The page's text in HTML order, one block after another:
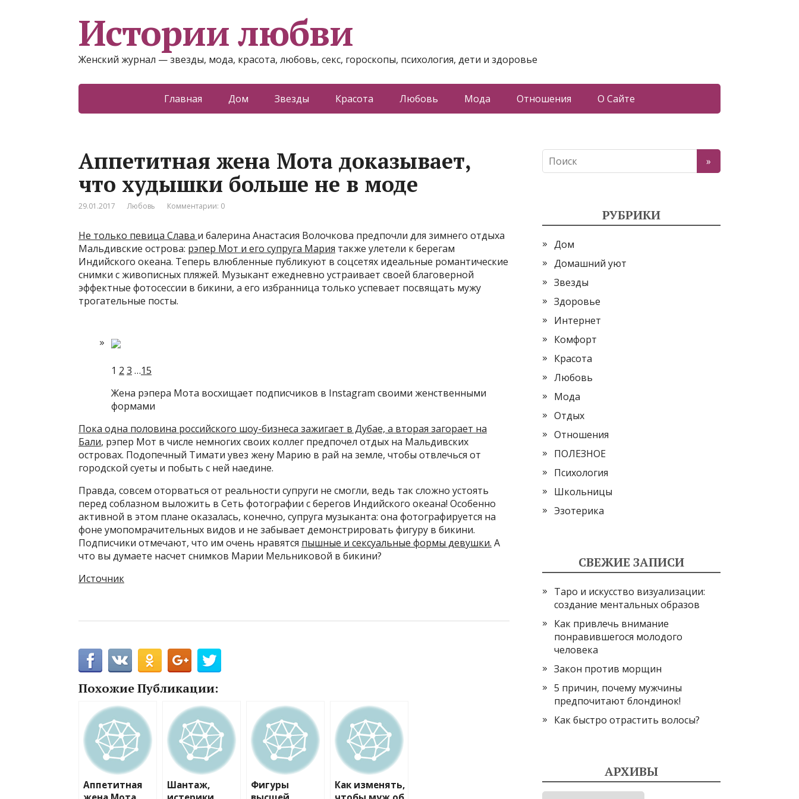
Истории любви
Женский журнал — звезды, мода, красота, любовь, секс, гороскопы, психология, дети и здоровье
Главная Дом Звезды Красота Любовь Мода Отношения О Сайте
Аппетитная жена Мота доказывает,
что худышки больше не в моде
29.01.2017 Любовь Комментарии: 0
Не только певица Слава и балерина Анастасия Волочкова предпочли для зимнего отдыха
Мальдивские острова: рэпер Мот и его супруга Мария также улетели к берегам
Индийского океана. Теперь влюбленные публикуют в соцсетях идеальные романтические
снимки с живописных пляжей. Музыкант ежедневно устраивает своей благоверной
эффектные фотосессии в бикини, а его избранница только успевает посвящать мужу
трогательные посты.
1 2 3 …15
Жена рэпера Мота восхищает подписчиков в Instagram своими женственными
формами
Пока одна половина российского шоу-бизнеса зажигает в Дубае, а вторая загорает на
Бали, рэпер Мот в числе немногих своих коллег предпочел отдых на Мальдивских
островах. Подопечный Тимати увез жену Марию в рай на земле, чтобы отвлечься от
городской суеты и побыть с ней наедине.
Правда, совсем оторваться от реальности супруги не смогли, ведь так сложно устоять
перед соблазном выложить в Сеть фотографии с берегов Индийского океана! Особенно
активной в этом плане оказалась, конечно, супруга музыканта: она фотографируется на
фоне умопомрачительных видов и не забывает демонстрировать фигуру в бикини.
Подписчики отмечают, что им очень нравятся пышные и сексуальные формы девушки. А
что вы думаете насчет снимков Марии Мельниковой в бикини?
Источник
Похожие Публикации:
Аппетитная
Шантаж,
Фигуры
Как изменять,
РУБРИКИ
Дом
Домашний уют
Звезды
Здоровье
Интернет
Комфорт
Красота
Любовь
Мода
Отдых
Отношения
ПОЛЕЗНОЕ
Психология
Школьницы
Эзотерика
СВЕЖИЕ ЗАПИСИ
Таро и искусство визуализации:
создание ментальных образов
Как привлечь внимание
понравившегося молодого
человека
Закон против морщин
5 причин, почему мужчины
предпочитают блондинок!
Как быстро отрастить волосы?
АРХИВЫ